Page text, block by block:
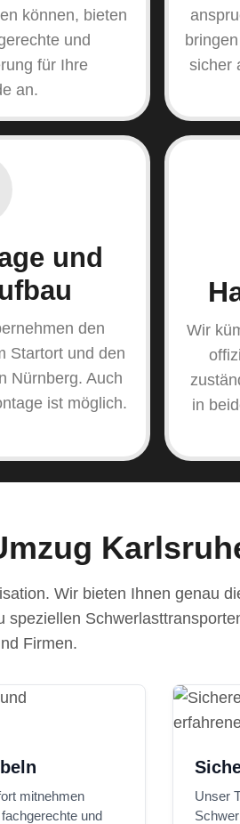
können, bieten
und
für Ihre
an.
sicher
und
den
Startort und den
Nürnberg. Auch
ist möglich.
Wir
in
Wir bieten Ihnen genau
Firmen.
mitnehmen
und
Unser